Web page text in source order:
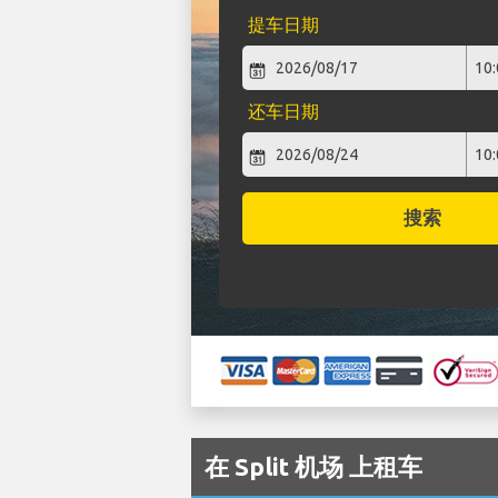
提车日期
还车日期
搜索
在 Split 机场 上租车